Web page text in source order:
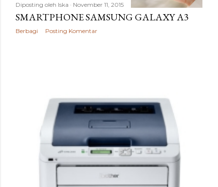
Diposting oleh Iska November 11, 2015
SMARTPHONE SAMSUNG GALAXY A3
Berbagi Posting Komentar